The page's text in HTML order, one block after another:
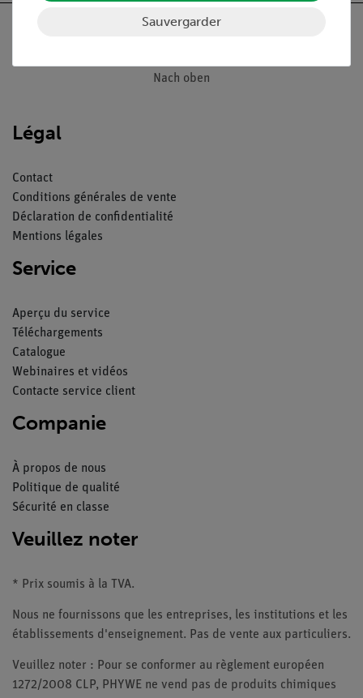
Nach oben
Légal
Contact
Conditions générales de vente
Déclaration de confidentialité
Mentions légales
Service
Aperçu du service
Téléchargements
Catalogue
Webinaires et vidéos
Contacte service client
Companie
À propos de nous
Politique de qualité
Sécurité en classe
Veuillez noter
* Prix soumis à la TVA.
Nous ne fournissons que les entreprises, les institutions et les
établissements d'enseignement. Pas de vente aux particuliers.
Veuillez noter : Pour se conformer au règlement européen
1272/2008 CLP, PHYWE ne vend pas de produits chimiques
Sauvergarder